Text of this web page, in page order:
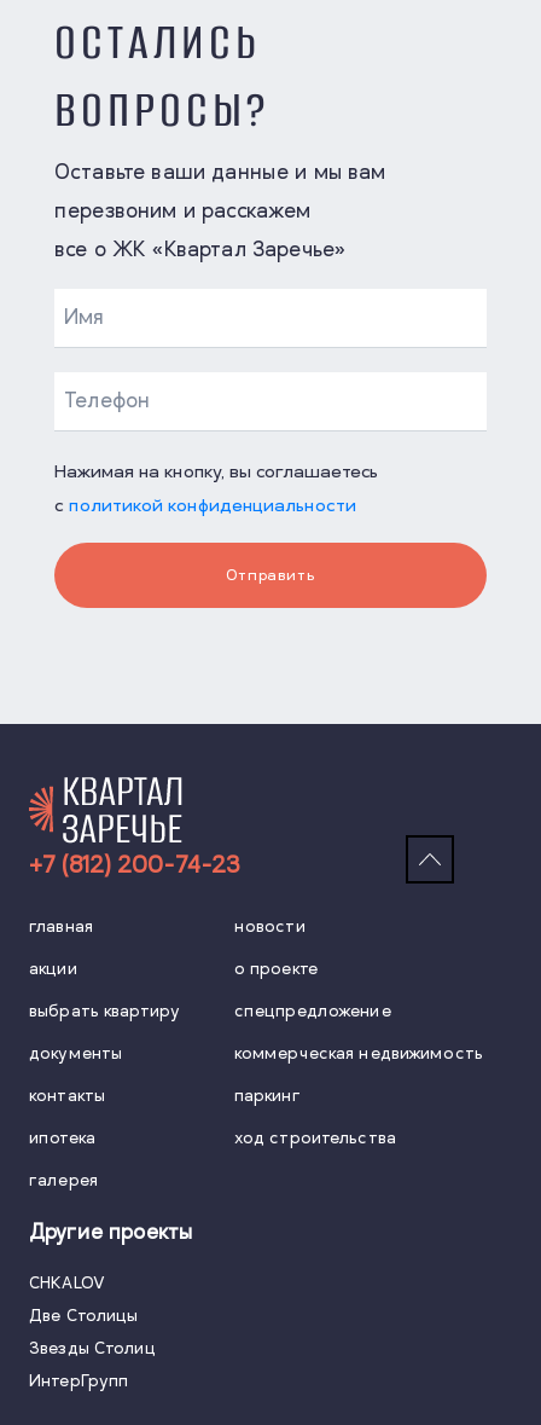
ОСТАЛИСЬ
ВОПРОСЫ?
Оставьте ваши данные и мы вам
перезвоним и расскажем
все о ЖК «Квартал Заречье»
Нажимая на кнопку, вы соглашаетесь
сполитикой конфиденциальности
Отправить
+7 (812) 200-74-23
главная новости
акции о проекте
выбрать квартиру спецпредложение
документы коммерческая недвижимость
контакты паркинг
ипотека ход строительства
галерея
Другие проекты
CHKALOV
Две Столицы
Звезды Столиц
ИнтерГрупп